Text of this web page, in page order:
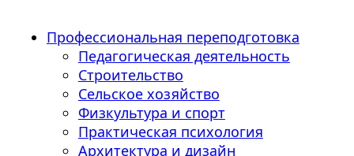
Профессиональная переподготовка
Педагогическая деятельность
Строительство
Сельское хозяйство
Физкультура и спорт
Практическая психология
Архитектура и дизайн